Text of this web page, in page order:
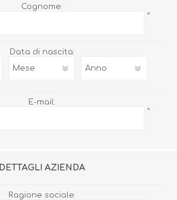
Cognome:
*
Data di nascita:
E-mail:
*
DETTAGLI AZIENDA
Ragione sociale: